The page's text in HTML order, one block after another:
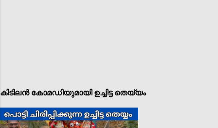
കിടിലൻ കോമഡിയുമായി ഉച്ചിട്ട തെയ്യം